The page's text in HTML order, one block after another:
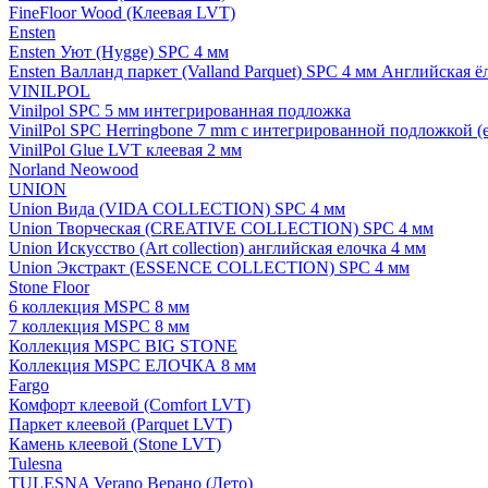
FineFloor Wood (Клеевая LVT)
Ensten
Ensten Уют (Hygge) SPC 4 мм
Ensten Валланд паркет (Valland Parquet) SPC 4 мм Английская
VINILPOL
Vinilpol SPC 5 мм интегрированная подложка
VinilPol SPC Herringbone 7 mm с интегрированной подложкой
VinilPol Glue LVT клеевая 2 мм
Norland Neowood
UNION
Union Вида (VIDA COLLECTION) SPC 4 мм
Union Творческая (CREATIVE COLLECTION) SPC 4 мм
Union Искусство (Art collection) английская елочка 4 мм
Union Экстракт (ESSENCE COLLECTION) SPC 4 мм
Stone Floor
6 коллекция MSPC 8 мм
7 коллекция MSPC 8 мм
Коллекция MSPC BIG STONE
Коллекция MSPC ЕЛОЧКА 8 мм
Fargo
Комфорт клеевой (Comfort LVT)
Паркет клеевой (Parquet LVT)
Камень клеевой (Stone LVT)
Tulesna
TULESNA Verano Верано (Лето)